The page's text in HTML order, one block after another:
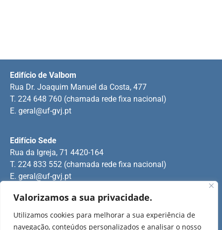
Valorizamos a sua privacidade.
Utilizamos cookies para melhorar a sua experiência de
navegação, conteúdos personalizados e analisar o nosso
Rua Manuel Pinto Martins
Edifício Sede
Rua da Igreja, 71 4420-164
T. 224 833 552 (chamada rede fixa nacional)
E. geral@uf-gvj.pt
Edifício de Valbom
Rua Dr. Joaquim Manuel da Costa, 477
T. 224 648 760 (chamada rede fixa nacional)
E. geral@uf-gvj.pt